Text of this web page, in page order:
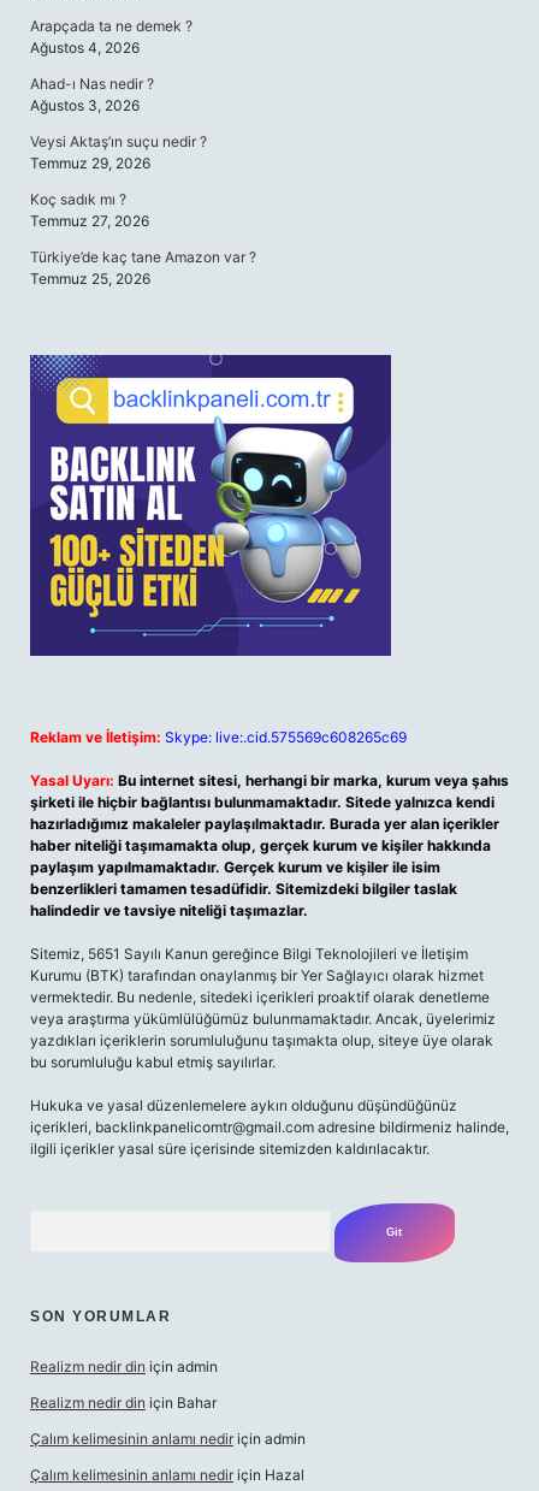
Arapçada ta ne demek ?
Ağustos 4, 2026
Ahad-ı Nas nedir ?
Ağustos 3, 2026
Veysi Aktaş’ın suçu nedir ?
Temmuz 29, 2026
Koç sadık mı ?
Temmuz 27, 2026
Türkiye’de kaç tane Amazon var ?
Temmuz 25, 2026
Reklam ve İletişim: Skype: live:.cid.575569c608265c69
Yasal Uyarı: Bu internet sitesi, herhangi bir marka, kurum veya şahıs
şirketi ile hiçbir bağlantısı bulunmamaktadır. Sitede yalnızca kendi
hazırladığımız makaleler paylaşılmaktadır. Burada yer alan içerikler
haber niteliği taşımamakta olup, gerçek kurum ve kişiler hakkında
paylaşım yapılmamaktadır. Gerçek kurum ve kişiler ile isim
benzerlikleri tamamen tesadüfidir. Sitemizdeki bilgiler taslak
halindedir ve tavsiye niteliği taşımazlar.
Sitemiz, 5651 Sayılı Kanun gereğince Bilgi Teknolojileri ve İletişim
Kurumu (BTK) tarafından onaylanmış bir Yer Sağlayıcı olarak hizmet
vermektedir. Bu nedenle, sitedeki içerikleri proaktif olarak denetleme
veya araştırma yükümlülüğümüz bulunmamaktadır. Ancak, üyelerimiz
yazdıkları içeriklerin sorumluluğunu taşımakta olup, siteye üye olarak
bu sorumluluğu kabul etmiş sayılırlar.
Hukuka ve yasal düzenlemelere aykırı olduğunu düşündüğünüz
içerikleri, backlinkpanelicomtr@gmail.com adresine bildirmeniz halinde,
ilgili içerikler yasal süre içerisinde sitemizden kaldırılacaktır.
SON YORUMLAR
Realizm nedir din için admin
Realizm nedir din için Bahar
Çalım kelimesinin anlamı nedir için admin
Çalım kelimesinin anlamı nedir için Hazal